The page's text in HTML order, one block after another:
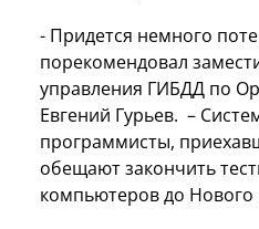
- Придется немного
порекомендовал
управления ГИБДД по
Евгений Гурьев. –
программисты,
обещают закончить
компьютеров до Нового